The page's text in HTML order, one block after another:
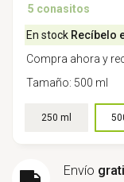
5 conasitos
En stock Recíbelo
Compra ahora y
Tamaño: 500 ml
Elegir tamaño:
250 ml
Envío